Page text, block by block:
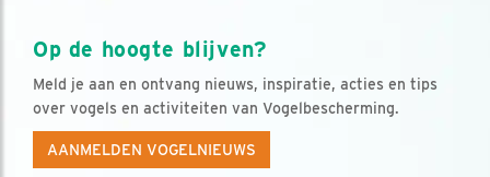
Op de hoogte blijven?
Meld je aan en ontvang nieuws, inspiratie, acties en tips
over vogels en activiteiten van Vogelbescherming.
AANMELDEN VOGELNIEUWS